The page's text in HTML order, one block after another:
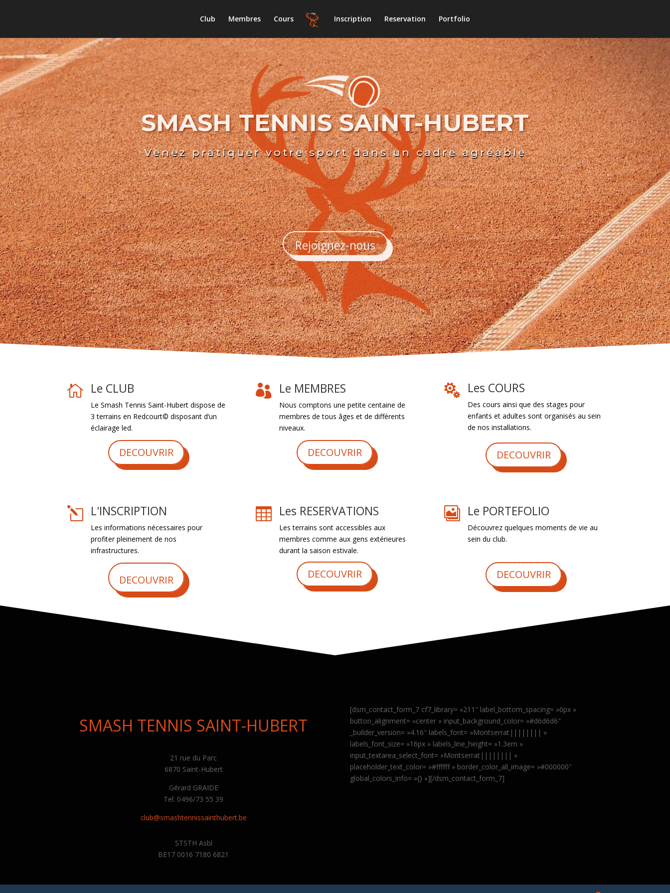
Club Membres Cours Inscription Reservation Portfolio
SMASH TENNIS SAINT-HUBERT
Venez pratiquer votre sport dans un cadre agréable
Rejoignez-nous
 Le CLUB
Le Smash Tennis Saint-Hubert dispose de
3 terrains en Redcourt© disposant d’un
éclairage led.
DECOUVRIR
 Le MEMBRES
Nous comptons une petite centaine de
membres de tous âges et de différents
niveaux.
DECOUVRIR
 Les COURS
Des cours ainsi que des stages pour
enfants et adultes sont organisés au sein
de nos installations.
DECOUVRIR
l L'INSCRIPTION
Les informations nécessaires pour
profiter pleinement de nos
infrastructures.
DECOUVRIR
 Les RESERVATIONS
Les terrains sont accessibles aux
membres comme aux gens extérieures
durant la saison estivale.
DECOUVRIR
 Le PORTEFOLIO
Découvrez quelques moments de vie au
sein du club.
DECOUVRIR
SMASH TENNIS SAINT-HUBERT
21 rue du Parc
6870 Saint-Hubert
Gérard GRAIDE
Tel: 0496/73 55 39
club@smashtennissainthubert.be
STSTH Asbl
BE17 0016 7180 6821
[dsm_contact_form_7 cf7_library= »211″ label_bottom_spacing= »0px »
button_alignment= »center » input_background_color= »#d6d6d6″
_builder_version= »4.16″ labels_font= »Montserrat|||||||| »
labels_font_size= »16px » labels_line_height= »1.3em »
input_textarea_select_font= »Montserrat|||||||| »
placeholder_text_color= »#ffffff » border_color_all_image= »#000000″
global_colors_info= »{} »][/dsm_contact_form_7]